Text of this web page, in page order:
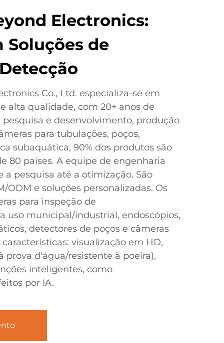
Electronics:
Soluções de
Co., Ltd. especializa-se em
alta qualidade, com 20+ anos de
e desenvolvimento, produção
para tubulações, poços,
subaquática, 90% dos produtos são
80 países. A equipe de engenharia
a pesquisa até a otimização. São
ODM e soluções personalizadas. Os
para inspeção de
uso municipal/industrial, endoscópios,
detectores de poços e câmeras
visualização em HD,
prova d'água/resistente à poeira),
inteligentes, como
por IA.